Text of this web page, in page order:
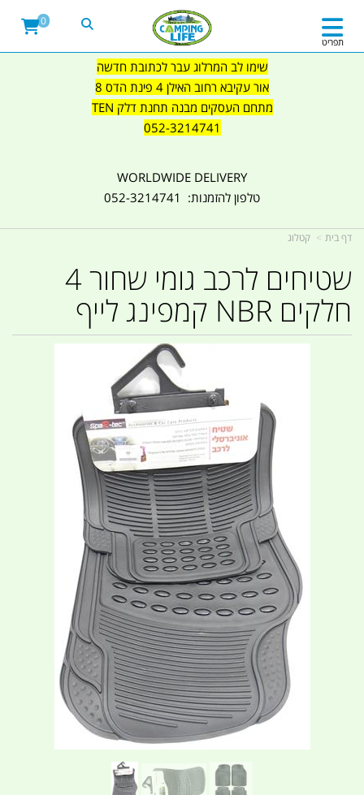
שימו לב המרלוג עבר לכתובת חדשה
אור עקיבא רחוב האילן 4 פינת הדס 8
מתחם העסקים מבנה תחנת דלק TEN
052-3214741
WORLDWIDE DELIVERY
טלפון להזמנות: 052-3214741
תפריט
0
דף בית קטלוג
שטיחים לרכב גומי שחור 4
חלקים NBR קמפינג לייף